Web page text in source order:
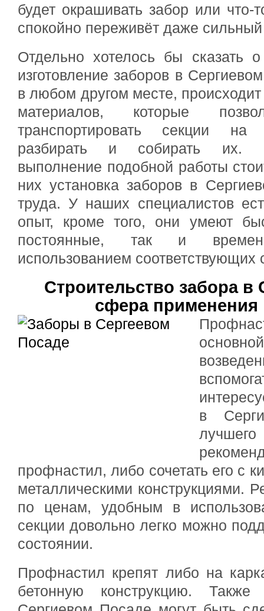
будет окрашивать забор или
спокойно переживёт даже
Отдельно хотелось бы сказать
изготовление заборов в
в любом другом месте,
материалов, которые
транспортировать секции на
разбирать и собирать их.
выполнение подобной работы
них установка заборов в
труда. У наших специалистов
опыт, кроме того, они умеют
постоянные, так и
использованием соответствующих
Строительство забора
сфера применения
в
профнастил, либо сочетать его с
металлическими конструкциями.
по ценам, удобным в
секции довольно легко можно
состоянии.
Профнастил крепят либо на
бетонную конструкцию.